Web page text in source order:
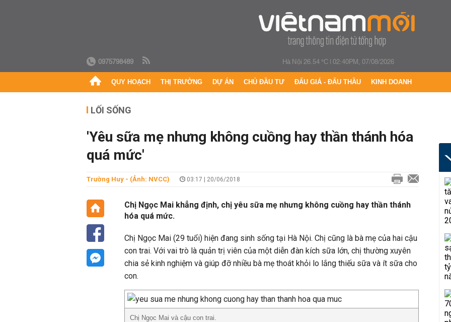
0975798489 Hà Nội 26.54 °C|02:40PM, 07/08/2026
QUY HOẠCH THỊ TRƯỜNG DỰ ÁN CHỦ ĐẦU TƯ ĐẤU GIÁ - ĐẤU THẦU KINH DOANH
LỐI SỐNG
'Yêu sữa mẹ nhưng không cuồng hay thần thánh hóa
quá mức'
Trường Huy - (Ảnh: NVCC) 03:17 | 20/06/2018
Chị Ngọc Mai khẳng định, chị yêu sữa mẹ nhưng không cuồng hay thần thánh
hóa quá mức.
Chị Ngọc Mai (29 tuổi) hiện đang sinh sống tại Hà Nội. Chị cũng là bà mẹ của hai cậu
con trai. Với vai trò là quản trị viên của một diễn đàn kích sữa lớn, chị thường xuyên
chia sẻ kinh nghiệm và giúp đỡ nhiều bà mẹ thoát khỏi lo lắng thiếu sữa và ít sữa cho
con.
Chị Ngọc Mai và cậu con trai.